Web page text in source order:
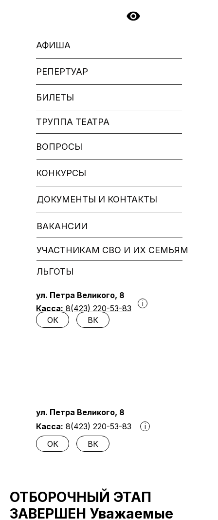
БИЛЕТЫ
РЕПЕРТУАР
АФИША
УЧАСТНИКАМ СВО И ИХ СЕМЬЯМ
ДОКУМЕНТЫ И КОНТАКТЫ
ул. Петра Великого, 8
Касса: 8(423) 220-53-83
ВАКАНСИИ
ВК
ОК
i
КОНКУРСЫ
ВОПРОСЫ
ТРУППА ТЕАТРА
ЛЬГОТЫ
ул. Петра Великого, 8
Касса: 8(423) 220-53-83
ВК
ОК
i
ОТБОРОЧНЫЙ ЭТАП
ЗАВЕРШЕН Уважаемые